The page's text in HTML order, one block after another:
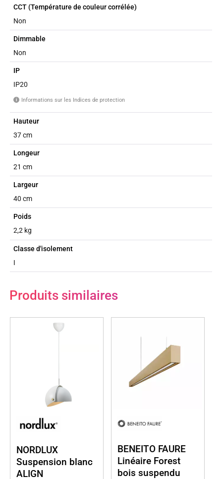
CCT (Température de couleur corrélée)
Non
Dimmable
Non
IP
IP20
i Informations sur les Indices de protection
Hauteur
37 cm
Longeur
21 cm
Largeur
40 cm
Poids
2,2 kg
Classe d'isolement
I
Produits similaires
NORDLUX
Suspension blanc
ALIGN
BENEITO FAURE
Linéaire Forest
bois suspendu